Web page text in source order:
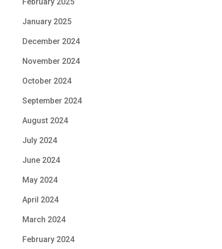
January 2025
December 2024
November 2024
October 2024
September 2024
August 2024
July 2024
June 2024
May 2024
April 2024
March 2024
February 2024